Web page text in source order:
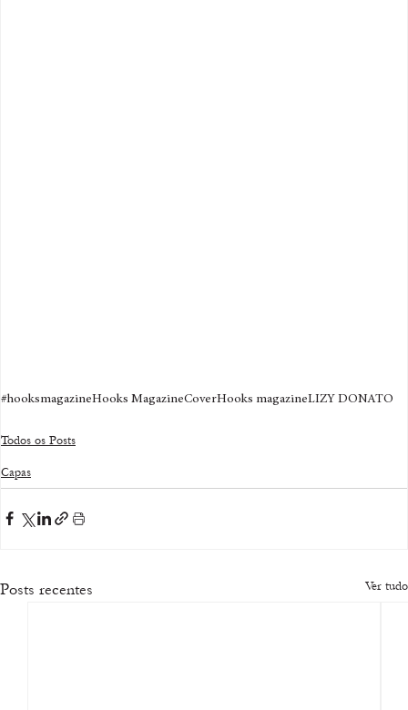
#hooksmagazineHooks MagazineCoverHooks magazineLIZY DONATO
Todos os Posts
Capas
Posts recentes Ver tudo